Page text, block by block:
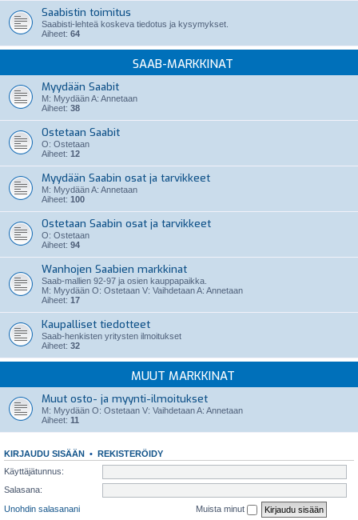
Saabistin toimitus
Saabisti-lehteä koskeva tiedotus ja kysymykset.
Aiheet: 64
SAAB-MARKKINAT
Myydään Saabit
M: Myydään A: Annetaan
Aiheet: 38
Ostetaan Saabit
O: Ostetaan
Aiheet: 12
Myydään Saabin osat ja tarvikkeet
M: Myydään A: Annetaan
Aiheet: 100
Ostetaan Saabin osat ja tarvikkeet
O: Ostetaan
Aiheet: 94
Wanhojen Saabien markkinat
Saab-mallien 92-97 ja osien kauppapaikka.
M: Myydään O: Ostetaan V: Vaihdetaan A: Annetaan
Aiheet: 17
Kaupalliset tiedotteet
Saab-henkisten yritysten ilmoitukset
Aiheet: 32
MUUT MARKKINAT
Muut osto- ja myynti-ilmoitukset
M: Myydään O: Ostetaan V: Vaihdetaan A: Annetaan
Aiheet: 11
KIRJAUDU SISÄÄN • REKISTERÖIDY
Käyttäjätunnus:
Salasana:
Unohdin salasanani
Muista minut